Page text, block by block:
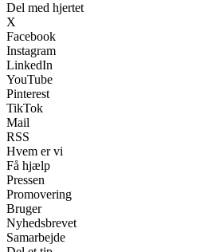
Del med hjertet
X
Facebook
Instagram
LinkedIn
YouTube
Pinterest
TikTok
Mail
RSS
Hvem er vi
Få hjælp
Pressen
Promovering
Bruger
Nyhedsbrevet
Samarbejde